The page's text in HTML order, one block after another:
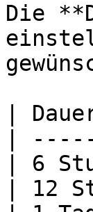
Die
|
|
| 6
| 12